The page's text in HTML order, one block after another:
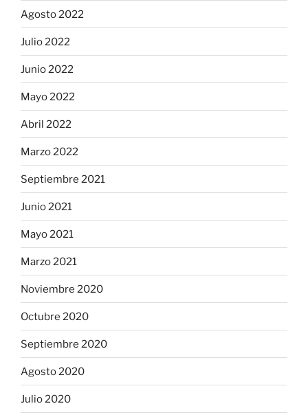
Agosto 2022
Julio 2022
Junio 2022
Mayo 2022
Abril 2022
Marzo 2022
Septiembre 2021
Junio 2021
Mayo 2021
Marzo 2021
Noviembre 2020
Octubre 2020
Septiembre 2020
Agosto 2020
Julio 2020